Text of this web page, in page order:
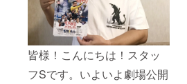
皆様！こんにちは！スタッ
フSです。いよいよ劇場公開